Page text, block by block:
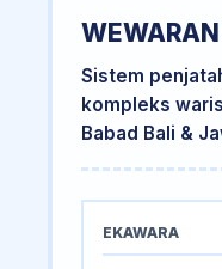
Sistem
kompleks
Babad Bali &
EKAWARA